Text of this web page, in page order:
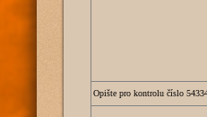
Opište pro kontrolu číslo 5433